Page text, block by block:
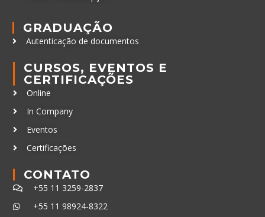
GRADUAÇÃO
Autenticação de documentos
CURSOS, EVENTOS E
CERTIFICAÇÕES
Online
In Company
Eventos
Certificações
CONTATO
+55 11 3259-2837
+55 11 98924-8322